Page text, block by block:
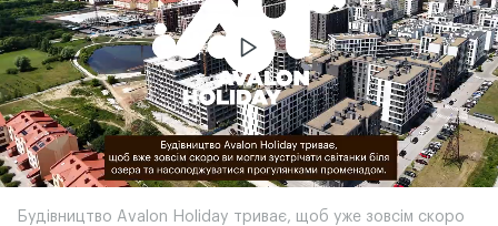
ЧИТАТИ ІСТОРІЮ
Будівництво Avalon Holiday триває, щоб уже зовсім скоро